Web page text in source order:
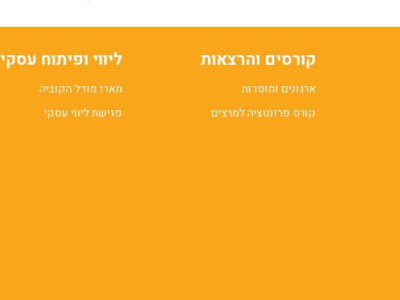
קורסים והרצאות
ארגונים ומוסדות
קורס פרזנטציה למרצים
ליווי ופיתוח עסקי
מארז מודל הקוביה
פגישת ליווי עסקי